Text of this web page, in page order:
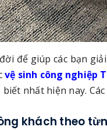
để giúp các bạn
vệ sinh công nghiệp
nhất hiện nay.
khách theo